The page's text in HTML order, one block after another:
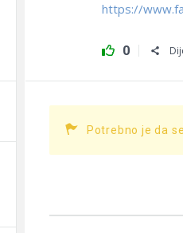
https://
0
Potrebno je da